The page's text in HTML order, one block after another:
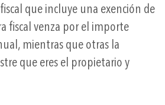
que incluye una exención de
fiscal venza por el importe
mientras que otras la
que eres el propietario y